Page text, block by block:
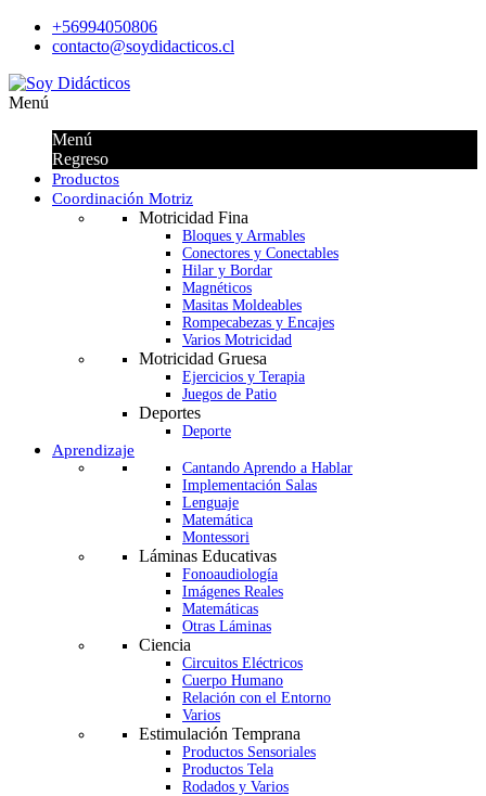
+56994050806
contacto@soydidacticos.cl
Menú
Menú
Regreso
Productos
Coordinación Motriz
Motricidad Fina
Bloques y Armables
Conectores y Conectables
Hilar y Bordar
Magnéticos
Masitas Moldeables
Rompecabezas y Encajes
Varios Motricidad
Motricidad Gruesa
Ejercicios y Terapia
Juegos de Patio
Deportes
Deporte
Aprendizaje
Cantando Aprendo a Hablar
Implementación Salas
Lenguaje
Matemática
Montessori
Láminas Educativas
Fonoaudiología
Imágenes Reales
Matemáticas
Otras Láminas
Ciencia
Circuitos Eléctricos
Cuerpo Humano
Relación con el Entorno
Varios
Estimulación Temprana
Productos Sensoriales
Productos Tela
Rodados y Varios